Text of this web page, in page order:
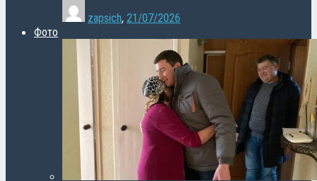
zapsich, 21/07/2026
Фото